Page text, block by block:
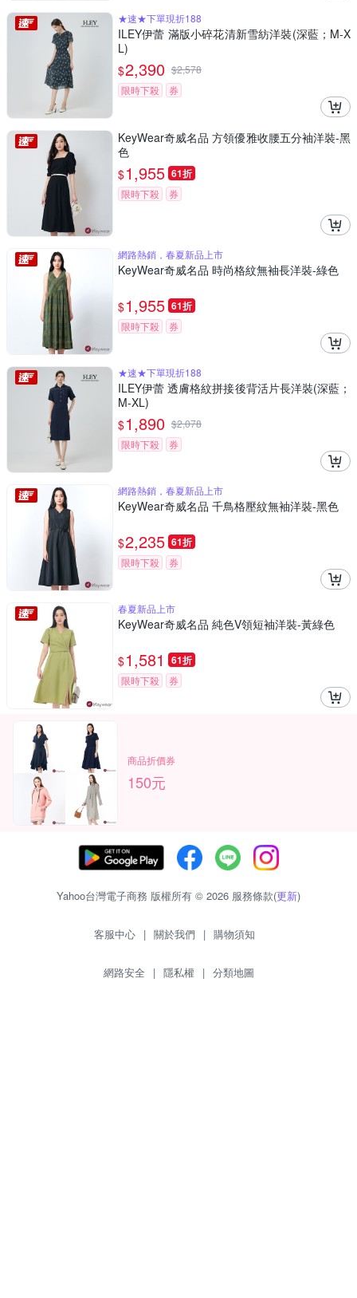
★速★下單現折188
ILEY伊蕾 滿版小碎花清新雪紡洋裝(深藍；M-X
L)
$2,390 $2,578
限時下殺
券
KeyWear奇威名品 方領優雅收腰五分袖洋裝-黑
色
$1,955 61折
限時下殺 券
網路熱銷，春夏新品上市
KeyWear奇威名品 時尚格紋無袖長洋裝-綠色
$1,955 61折
限時下殺 券
★速★下單現折188
ILEY伊蕾 透膚格紋拼接後背活片長洋裝(深藍；
M-XL)
$1,890 $2,078
限時下殺
券
網路熱銷，春夏新品上市
KeyWear奇威名品 千鳥格壓紋無袖洋裝-黑色
$2,235 61折
限時下殺 券
春夏新品上市
KeyWear奇威名品 純色V領短袖洋裝-黃綠色
$1,581 61折
限時下殺 券
商品折價券
150元
Yahoo台灣電子商務 版權所有 © 2026 服務條款(更新)
客服中心 | 關於我們 | 購物須知
網路安全 | 隱私權 | 分類地圖